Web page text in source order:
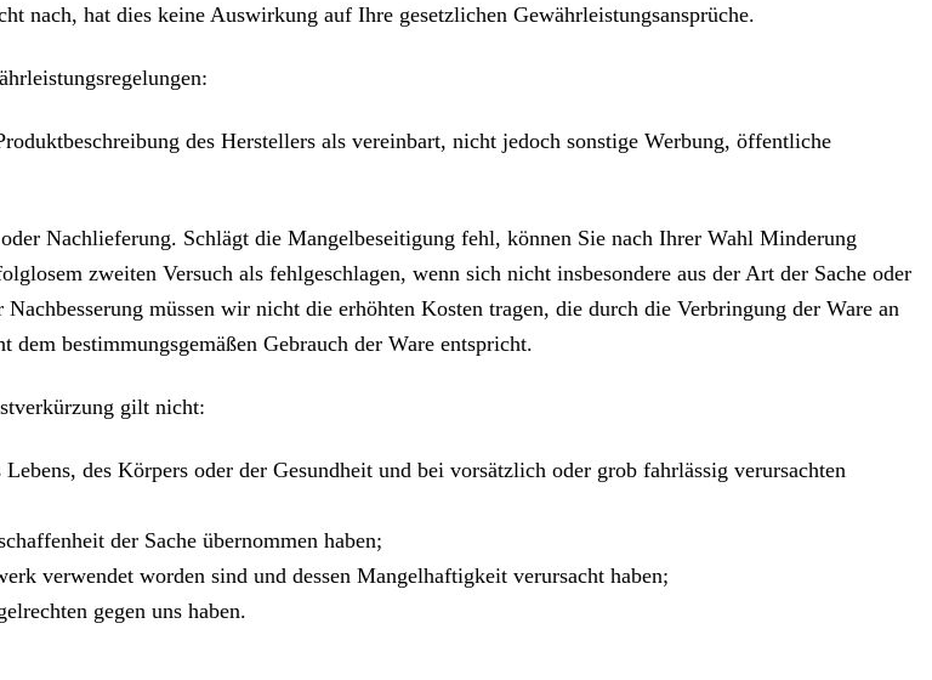
nach, hat dies keine Auswirkung auf Ihre gesetzlichen Gewährleistungsansprüche.
des Herstellers als vereinbart, nicht jedoch sonstige Werbung, öffentliche
Nachlieferung. Schlägt die Mangelbeseitigung fehl, können Sie nach Ihrer Wahl Minderung
zweiten Versuch als fehlgeschlagen, wenn sich nicht insbesondere aus der Art der Sache oder
müssen wir nicht die erhöhten Kosten tragen, die durch die Verbringung der Ware an
bestimmungsgemäßen Gebrauch der Ware entspricht.
gilt nicht:
des Körpers oder der Gesundheit und bei vorsätzlich oder grob fahrlässig verursachten
der Sache übernommen haben;
verwendet worden sind und dessen Mangelhaftigkeit verursacht haben;
gegen uns haben.